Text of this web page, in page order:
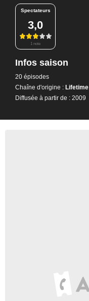
Spectateurs
3,0
1 note
Infos saison
20 épisodes
Chaîne d'origine : Lifetime
Diffusée à partir de : 2009